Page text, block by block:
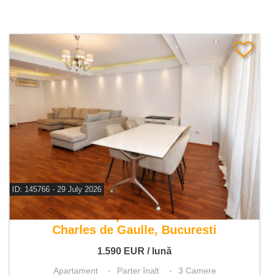
ID: 145766 - 29 July 2026
De inchiriat apartament 3 camere
Charles de Gaulle, Bucuresti
1.590 EUR / lună
Apartament Parter înalt
3 Camere